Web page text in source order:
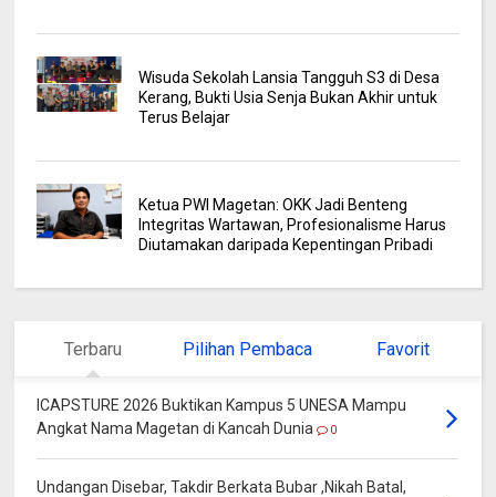
Wisuda Sekolah Lansia Tangguh S3 di Desa
Kerang, Bukti Usia Senja Bukan Akhir untuk
Terus Belajar
Ketua PWI Magetan: OKK Jadi Benteng
Integritas Wartawan, Profesionalisme Harus
Diutamakan daripada Kepentingan Pribadi
Terbaru Pilihan Pembaca Favorit
ICAPSTURE 2026 Buktikan Kampus 5 UNESA Mampu
Angkat Nama Magetan di Kancah Dunia
0
Undangan Disebar, Takdir Berkata Bubar ,Nikah Batal,